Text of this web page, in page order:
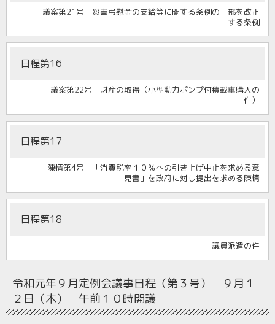
議案第21号 災害弔慰金の支給等に関する条例の一部を改正
する条例
日程第16
議案第22号 財産の取得（小型動力ポンプ付積載車購入の
件）
日程第17
陳情第4号 「消費税率１０％への引き上げ中止を求める意
見書」を政府に対し提出を求める陳情
日程第18
議員派遣の件
令和元年９月定例会議事日程（第３号） ９月１
２日（木） 午前１０時開議